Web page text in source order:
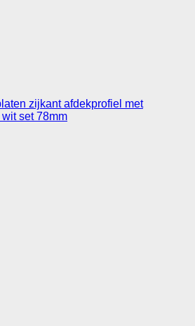
zijkant afdekprofiel met
set 78mm